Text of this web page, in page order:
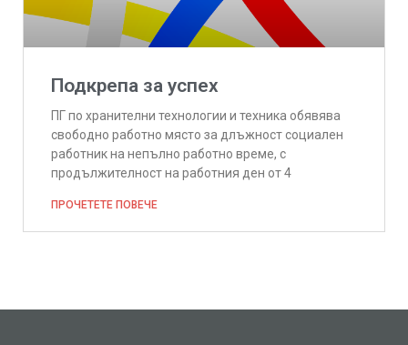
Подкрепа за успех
ПГ по хранителни технологии и техника обявява
свободно работно място за длъжност социален
работник на непълно работно време, с
продължителност на работния ден от 4
ПРОЧЕТЕТЕ ПОВЕЧЕ